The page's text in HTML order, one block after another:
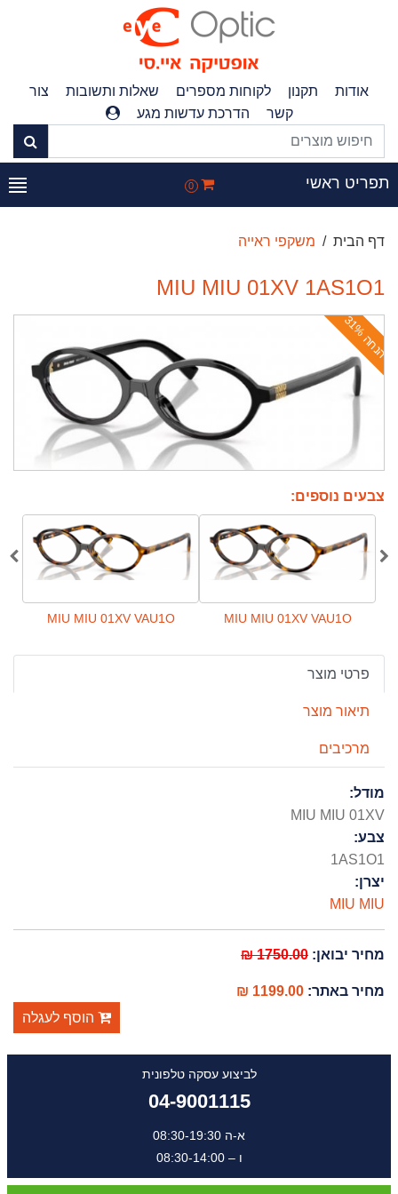
אודות תקנון לקוחות מספרים שאלות ותשובות
צור
קשר
הדרכת עדשות מגע
ראשי 0
דף הבית משקפי ראייה
MIU MIU 01XV 1AS1O1
ה
נ
ח
ה
3
1
צבעים נוספים:
MIU MIU 01XV VAU1O
MIU MIU 01XV VAU1O
פרטי מוצר
תיאור מוצר
מרכיבים
מודל:
MIU MIU 01XV
צבע:
1AS1O1
יצרן:
MIU MIU
מחיר יבואן:1750.00 ₪
מחיר באתר:1199.00 ₪
הוסף לעגלה
לביצוע עסקה טלפונית
04-9001115
א-ה 08:30-19:30
ו – 08:30-14:00